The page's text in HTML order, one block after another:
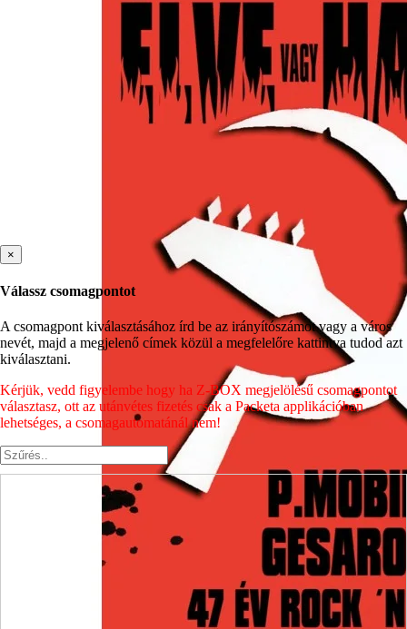
×
Válassz csomagpontot
A csomagpont kiválasztásához írd be az irányítószámot vagy a város
nevét, majd a megjelenő címek közül a megfelelőre kattintva tudod azt
kiválasztani.
Kérjük, vedd figyelembe hogy ha Z-BOX megjelölésű csomagpontot
választasz, ott az utánvétes fizetés csak a Packeta applikációban
lehetséges, a csomagautomatánál nem!